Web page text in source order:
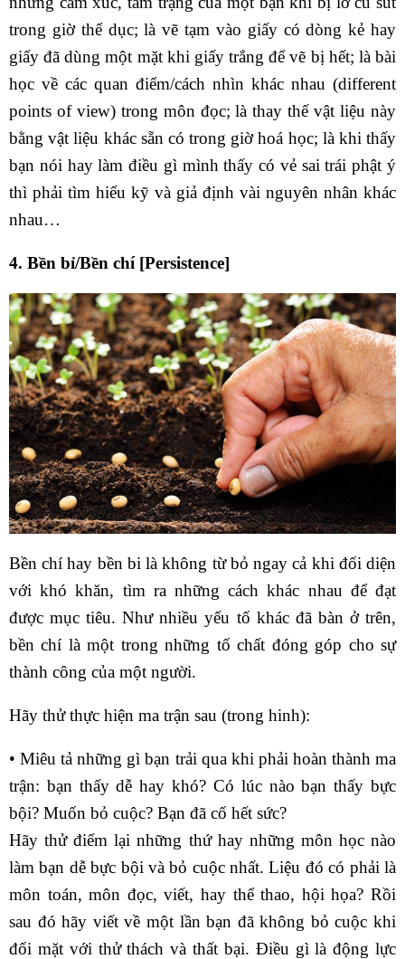
trong giờ thể dục; là vẽ tạm vào giấy có dòng kẻ hay
giấy đã dùng một mặt khi giấy trắng để vẽ bị hết; là bài
học về các quan điểm/cách nhìn khác nhau (different
points of view) trong môn đọc; là thay thế vật liệu này
bằng vật liệu khác sẵn có trong giờ hoá học; là khi thấy
bạn nói hay làm điều gì mình thấy có vẻ sai trái phật ý
thì phải tìm hiểu kỹ và giả định vài nguyên nhân khác
nhau…
4. Bền bỉ/Bền chí [Persistence]
Bền chí hay bền bi là không từ bỏ ngay cả khi đối diện
với khó khăn, tìm ra những cách khác nhau để đạt
được mục tiêu. Như nhiều yếu tố khác đã bàn ở trên,
bền chí là một trong những tố chất đóng góp cho sự
thành công của một người.
Hãy thử thực hiện ma trận sau (trong hinh):
• Miêu tả những gì bạn trải qua khi phải hoàn thành ma
trận: bạn thấy dễ hay khó? Có lúc nào bạn thấy bực
bội? Muốn bỏ cuộc? Bạn đã cố hết sức?
Hãy thử điểm lại những thứ hay những môn học nào
làm bạn dễ bực bội và bỏ cuộc nhất. Liệu đó có phải là
môn toán, môn đọc, viết, hay thể thao, hội họa? Rồi
sau đó hãy viết về một lần bạn đã không bỏ cuộc khi
đối mặt với thử thách và thất bại. Điều gì là động lực